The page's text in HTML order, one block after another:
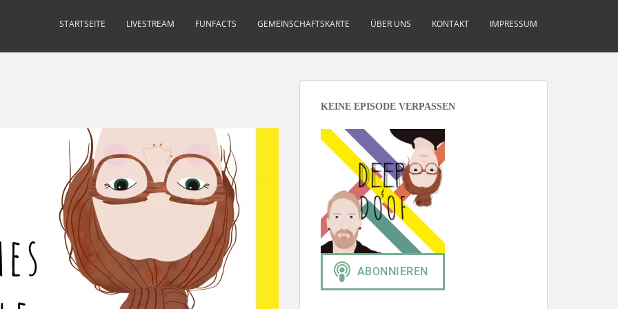
STARTSEITE LIVESTREAM FUNFACTS GEMEINSCHAFTSKARTE ÜBER UNS KONTAKT IMPRESSUM
KEINE EPISODE VERPASSEN